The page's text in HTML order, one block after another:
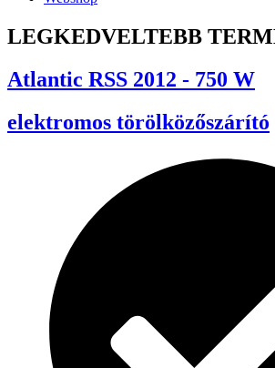
LEGKEDVELTEBB
Atlantic RSS 2012 - 750 W
elektromos törölközőszárító